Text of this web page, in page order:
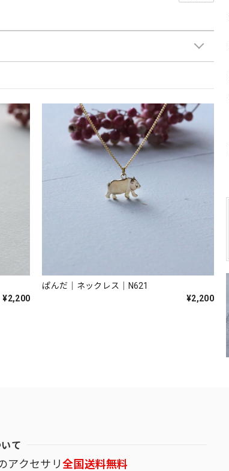
¥2,200
ぱんだ｜ネックレス｜N621
¥2,200
て
アクセサリ全国送料無料